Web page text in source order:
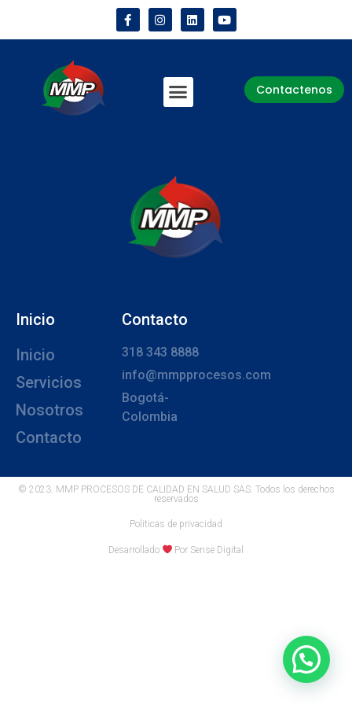
Contactenos
Inicio
Inicio
Servicios
Nosotros
Contacto
Contacto
318 343 8888
info@mmpprocesos.com
Bogotá-
Colombia
© 2023. MMP PROCESOS DE CALIDAD EN SALUD SAS. Todos los derechos
reservados
Politicas de privacidad
Desarrollado Por Sense Digital